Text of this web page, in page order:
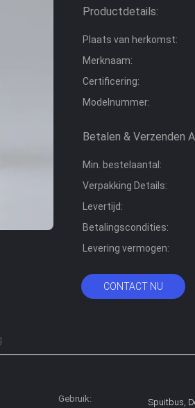
Productdetails:
Plaats van herkomst:
Merknaam:
Certificering:
Modelnummer:
Betalen & Verzenden
Min. bestelaantal:
Verpakking Details:
Levertijd:
Betalingscondities:
Levering vermogen:
CONTACT NU
Gebruik:
Spuitbus,